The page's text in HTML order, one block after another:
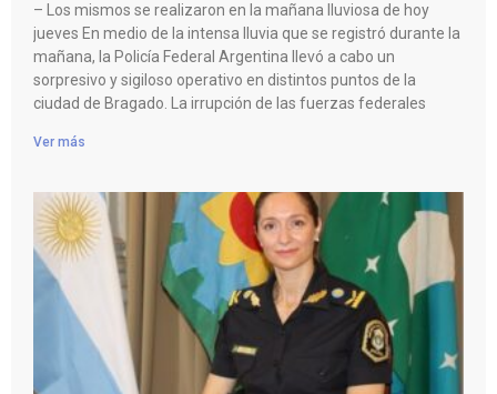
– Los mismos se realizaron en la mañana lluviosa de hoy
jueves En medio de la intensa lluvia que se registró durante la
mañana, la Policía Federal Argentina llevó a cabo un
sorpresivo y sigiloso operativo en distintos puntos de la
ciudad de Bragado. La irrupción de las fuerzas federales
Ver más